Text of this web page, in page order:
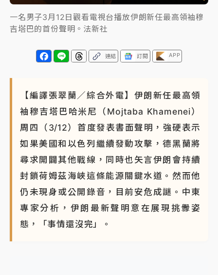
父親節泡湯了！中颱白海豚雨彈轟3天 「紅到發紫」降
雨熱區曝
一名男子3月12日觀看電視台播放伊朗新任最高領袖穆
吉塔巴的首份聲明。法新社
連結 訂閱 APP
【編譯張翠蘭／綜合外電】伊朗新任最高領
袖穆吉塔巴哈米尼（Mojtaba Khamenei）
周四（3/12）首度發表書面聲明，強硬表示
如果美國和以色列繼續發動攻擊，德黑蘭將
尋求開闢其他戰線，同時也矢言伊朗會持續
封鎖荷姆茲海峽這條能源關鍵水道。然而他
仍未現身或公開錄音，目前安危成謎。中東
專家分析，伊朗最新聲明意在展現挑釁姿
態，「事情還沒完」。